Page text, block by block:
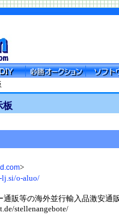
板
>
lj.si/o-aluo/
販等の海外並行輸入品激安通販
stellenangebote/